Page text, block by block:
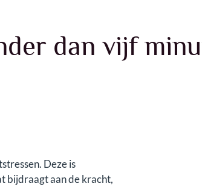
dan vijf
Deze is
bijdraagt aan de kracht,